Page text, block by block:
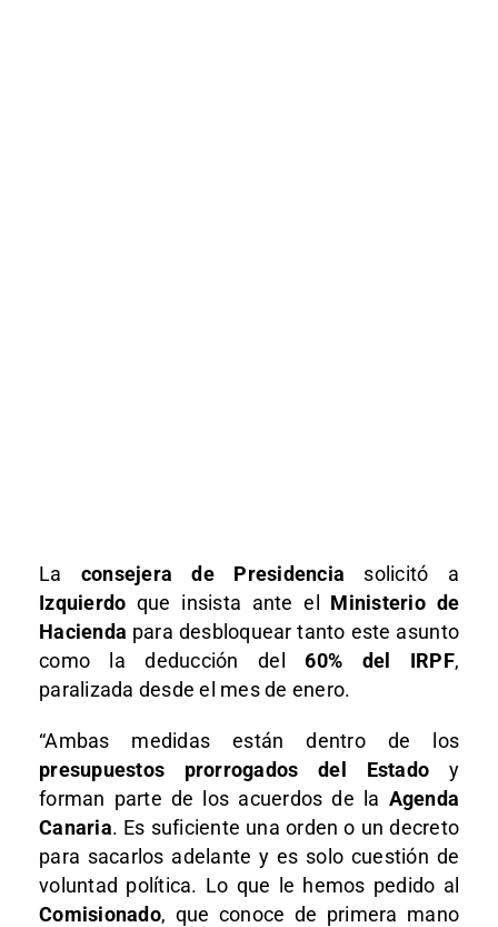
La consejera de Presidencia solicitó a
Izquierdo que insista ante el Ministerio de
Hacienda para desbloquear tanto este asunto
como la deducción del60% del IRPF,
paralizada desde el mes de enero.
“Ambas medidas están dentro de los
presupuestos prorrogados del Estado y
forman parte de los acuerdos de la Agenda
Canaria. Es suficiente una orden o un decreto
para sacarlos adelante y es solo cuestión de
voluntad política. Lo que le hemos pedido al
Comisionado, que conoce de primera mano